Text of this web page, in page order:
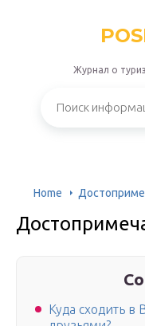
Журнал о
Home
Куда сходить в